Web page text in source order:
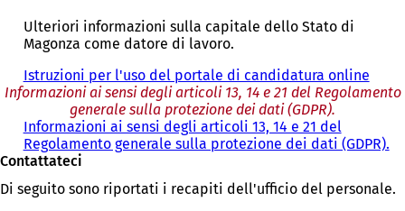
i
r
e
i
n
u
a
n
Ulteriori informazioni sulla capitale dello Stato di
Magonza come datore di lavoro.
Istruzioni per l'uso del portale di candidatura online
Informazioni ai sensi degli articoli 13, 14 e 21 del Regolamento
generale sulla protezione dei dati (GDPR).
Informazioni ai sensi degli articoli 13, 14 e 21 del
Regolamento generale sulla protezione dei dati (GDPR).
Contattateci
Di seguito sono riportati i recapiti dell'ufficio del personale.